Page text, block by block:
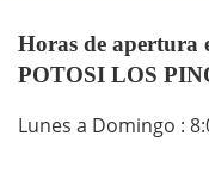
Horas de apertura
POTOSI LOS
Lunes a Domingo :